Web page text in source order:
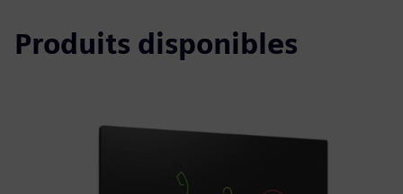
Produits disponibles